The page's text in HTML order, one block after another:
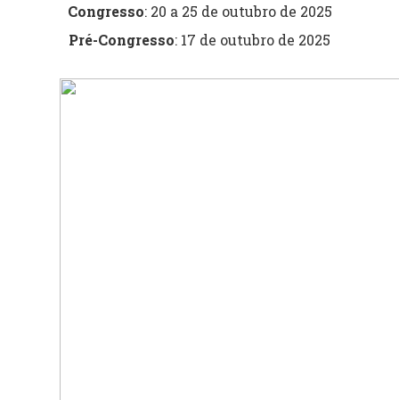
Congresso: 20 a 25 de outubro de 2025
Pré-Congresso: 17 de outubro de 2025